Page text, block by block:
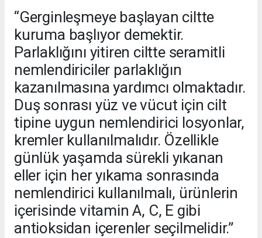
“Gerginleşmeye başlayan ciltte
kuruma başlıyor demektir.
Parlaklığını yitiren ciltte seramitli
nemlendiriciler parlaklığın
kazanılmasına yardımcı olmaktadır.
Duş sonrası yüz ve vücut için cilt
tipine uygun nemlendirici losyonlar,
kremler kullanılmalıdır. Özellikle
günlük yaşamda sürekli yıkanan
eller için her yıkama sonrasında
nemlendirici kullanılmalı, ürünlerin
içerisinde vitamin A, C, E gibi
antioksidan içerenler seçilmelidir.”